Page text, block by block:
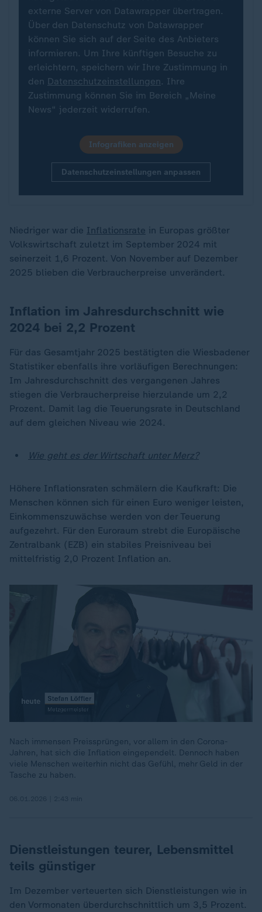
externe Server von Datawrapper übertragen.
Über den Datenschutz von Datawrapper
können Sie sich auf der Seite des Anbieters
informieren. Um Ihre künftigen Besuche zu
erleichtern, speichern wir Ihre Zustimmung in
den Datenschutzeinstellungen. Ihre
Zustimmung können Sie im Bereich „Meine
News“ jederzeit widerrufen.
Infografiken anzeigen
Datenschutzeinstellungen anpassen
Niedriger war die Inflationsrate in Europas größter
Volkswirtschaft zuletzt im September 2024 mit
seinerzeit 1,6 Prozent. Von November auf Dezember
2025 blieben die Verbraucherpreise unverändert.
Inflation im Jahresdurchschnitt wie
2024 bei 2,2 Prozent
Für das Gesamtjahr 2025 bestätigten die Wiesbadener
Statistiker ebenfalls ihre vorläufigen Berechnungen:
Im Jahresdurchschnitt des vergangenen Jahres
stiegen die Verbraucherpreise hierzulande um 2,2
Prozent. Damit lag die Teuerungsrate in Deutschland
auf dem gleichen Niveau wie 2024.
Wie geht es der Wirtschaft unter Merz?
Höhere Inflationsraten schmälern die Kaufkraft: Die
Menschen können sich für einen Euro weniger leisten,
Einkommenszuwächse werden von der Teuerung
aufgezehrt. Für den Euroraum strebt die Europäische
Zentralbank (EZB) ein stabiles Preisniveau bei
mittelfristig 2,0 Prozent Inflation an.
00:16
Nach immensen Preissprüngen, vor allem in den Corona-
Jahren, hat sich die Inflation eingependelt. Dennoch haben
viele Menschen weiterhin nicht das Gefühl, mehr Geld in der
Tasche zu haben.
Dienstleistungen teurer, Lebensmittel
teils günstiger
Im Dezember verteuerten sich Dienstleistungen wie in
den Vormonaten überdurchschnittlich um 3,5 Prozent.